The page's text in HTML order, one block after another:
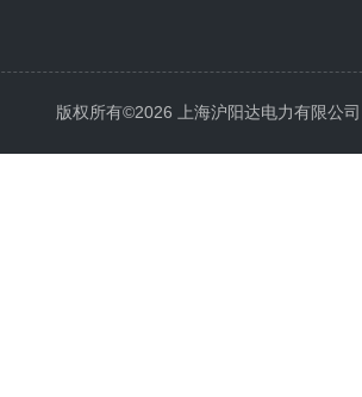
版权所有©2026 上海沪阳达电力有限公